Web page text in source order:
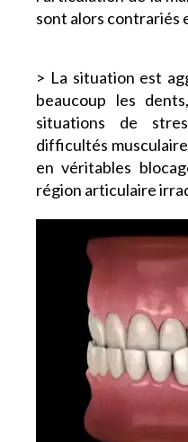
sont alors contrariés
> La situation est
beaucoup les
situations de
difficultés
en véritables
région articulaire